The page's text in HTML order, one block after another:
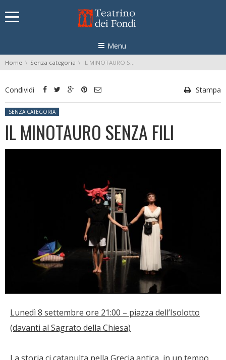
Menu
You are here:
Home Senza categoria IL MINOTAURO SENZA FILI
Condividi Stampa
Posted in:
SENZA CATEGORIA
IL MINOTAURO SENZA FILI
Lunedì 8 settembre ore 21:00 – piazza dell’Isolotto
(davanti al Sagrato della Chiesa)
La storia ci catapulta nella Grecia antica, in un tempo